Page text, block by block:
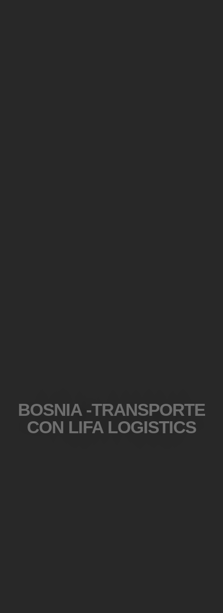
BOSNIA -TRANSPORTE
CON LIFA LOGISTICS